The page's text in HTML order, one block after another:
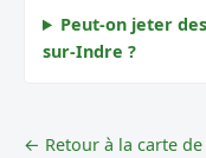
Peut-on jeter
sur-Indre ?
← Retour à la carte